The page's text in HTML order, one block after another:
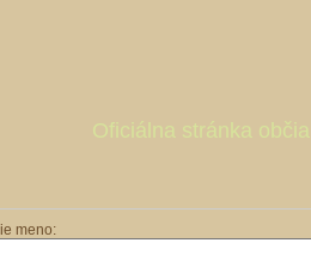
Oficiálna stránka
meno: